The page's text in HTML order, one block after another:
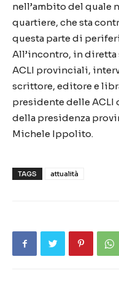
nell’ambito del quale
quartiere, che sta
questa parte di
All’incontro, in diretta
ACLI provinciali,
scrittore, editore e
presidente delle
della presidenza
Michele Ippolito.
TAGS attualità